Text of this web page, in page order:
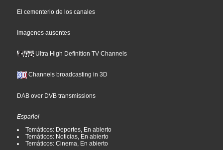
El cementerio de los canales
Imagenes ausentes
Ultra High Definition TV Channels
Channels broadcasting in 3D
DAB over DVB transmissions
Español
Temáticos: Deportes, En abierto
Temáticos: Noticias, En abierto
Temáticos: Cinema, En abierto